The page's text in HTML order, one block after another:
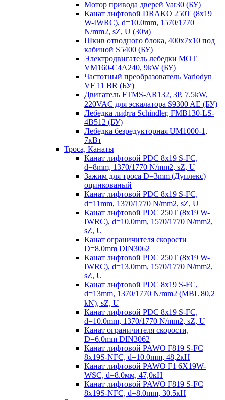
Мотор привода дверей Var30 (БУ)
Канат лифтовой DRAKO 250T (8x19
W-IWRC), d=10.0mm, 1570/1770
N/mm2, sZ, U (30м)
Шкив отводного блока, 400х7х10 под
кабиной S5400 (БУ)
Электродвигатель лебедки MOT
VM160-C4A240, 9kW (БУ)
Частотный преобразователь Variodyn
VF 11 BR (БУ)
Двигатель FTMS-AR132, 3P, 7.5kW,
220VAC для эскалатора S9300 AE (БУ)
Лебедка лифта Schindler, FMB130-LS-
4B512 (БУ)
Лебедка безредукторная UM1000-1,
7кВт
Троса, Канаты
Канат лифтовой PDC 8x19 S-FC,
d=8mm, 1370/1770 N/mm2, sZ, U
Зажим для троса D=3mm (Дуплекс)
оцинкованый
Канат лифтовой PDC 8x19 S-FC,
d=11mm, 1370/1770 N/mm2, sZ, U
Канат лифтовой PDC 250T (8x19 W-
IWRC), d=10.0mm, 1570/1770 N/mm2,
sZ, U
Канат ограничителя скорости
D=8.0mm DIN3062
Канат лифтовой PDC 250T (8x19 W-
IWRC), d=13.0mm, 1570/1770 N/mm2,
sZ, U
Канат лифтовой PDC 8х19 S-FC,
d=13mm, 1370/1770 N/mm2 (MBL 80,2
kN), sZ, U
Канат лифтовой PDC 8x19 S-FC,
d=10.0mm, 1370/1770 N/mm2, sZ, U
Канат ограничителя скорости,
D=6.0mm DIN3062
Канат лифтовой PAWO F819 S-FC
8х19S-NFC, d=10.0mm, 48,2кН
Канат лифтовой PAWO F1 6X19W-
WSC, d=8.0мм, 47,0кН
Канат лифтовой PAWO F819 S-FC
8х19S-NFC, d=8.0mm, 30.5кН